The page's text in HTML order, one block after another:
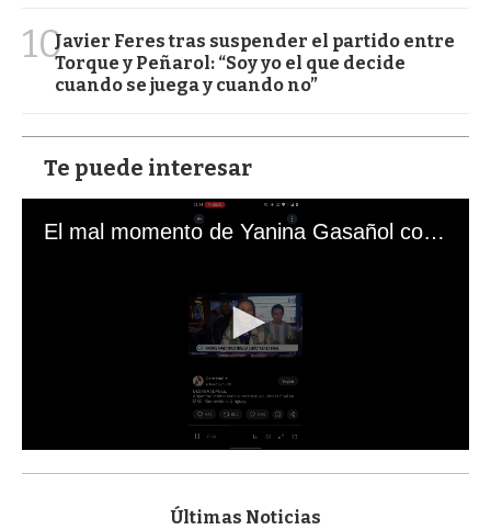
10Javier Feres tras suspender el partido entre
Torque y Peñarol: “Soy yo el que decide
cuando se juega y cuando no”
Te puede interesar
El mal momento de Yanina Gasañol con un hincha argentino en "Subrayado"
s
Últimas Noticias